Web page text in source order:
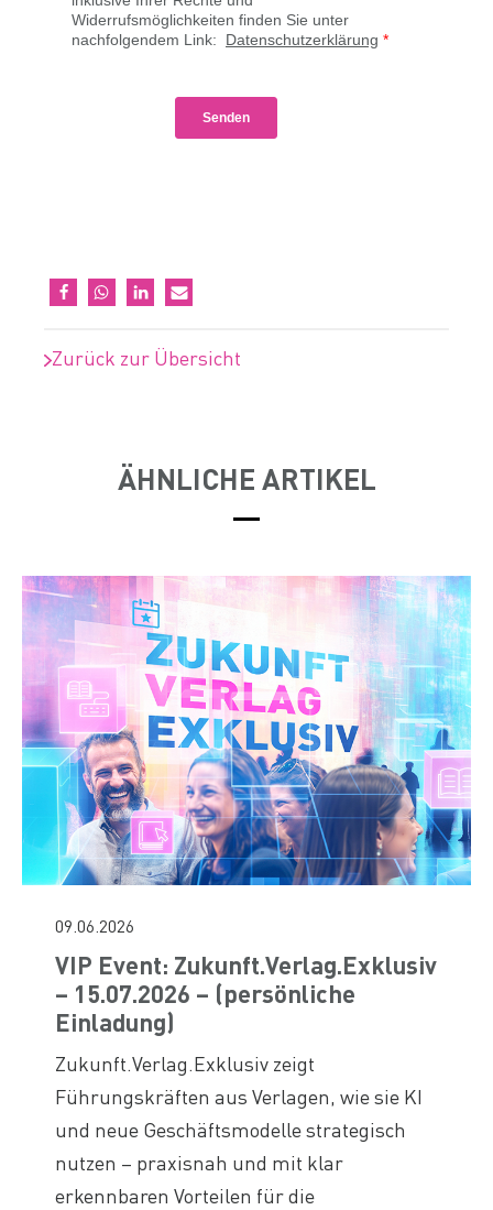
Zurück zur Übersicht
ÄHNLICHE ARTIKEL
09.06.2026
VIP Event: Zukunft.Verlag.Exklusiv
– 15.07.2026 – (persönliche
Einladung)
Zukunft.Verlag.Exklusiv zeigt
Führungskräften aus Verlagen, wie sie KI
und neue Geschäftsmodelle strategisch
nutzen – praxisnah und mit klar
erkennbaren Vorteilen für die